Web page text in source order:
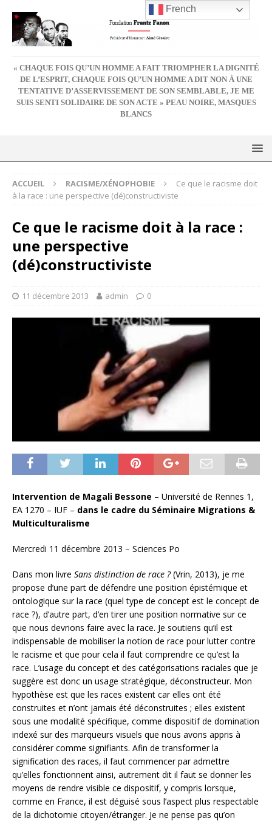
« CHAQUE FOIS QU’UN HOMME A FAIT TRIOMPHER LA DIGNITÉ
DE L’ESPRIT, CHAQUE FOIS QU’UN HOMME A DIT NON À UNE
TENTATIVE D’ASSERVISSEMENT DE SON SEMBLABLE, JE ME
SUIS SENTI SOLIDAIRE DE SON ACTE » PEAU NOIRE, MASQUES
BLANCS
ACCUEIL RACISME/XÉNOPHOBIE
Ce que le racisme doit
à la race : une perspective (dé)constructiviste
Ce que le racisme doit à la race :
une perspective
(dé)constructiviste
11 décembre 2013 admin 0
Intervention de Magali Bessone – Université de Rennes 1,
EA 1270 – IUF – dans le cadre du Séminaire Migrations &
Multiculturalisme
Mercredi 11 décembre 2013 – Sciences Po
Dans mon livre Sans distinction de race ?(Vrin, 2013), je me
propose d’une part de défendre une position épistémique et
ontologique sur la race (quel type de concept est le concept de
race ?), d’autre part, d’en tirer une position normative sur ce
que nous devrions faire avec la race. Je soutiens qu’il est
indispensable de mobiliser la notion de race pour lutter contre
le racisme et que pour cela il faut comprendre ce qu’est la
race. L’usage du concept et des catégorisations raciales que je
suggère est donc un usage stratégique, déconstructeur. Mon
hypothèse est que les races existent car elles ont été
construites et n’ont jamais été déconstruites ; elles existent
sous une modalité spécifique, comme dispositif de domination
indexé sur des marqueurs visuels que nous avons appris à
considérer comme signifiants. Afin de transformer la
signification des races, il faut commencer par admettre
qu’elles fonctionnent ainsi, autrement dit il faut se donner les
moyens de rendre visible ce dispositif, y compris lorsque,
comme en France, il est déguisé sous l’aspect plus respectable
de la dichotomie citoyen/étranger. Je ne pense pas qu’on
French